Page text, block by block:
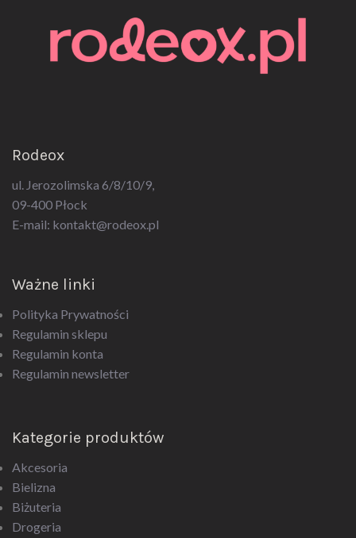
Rodeox
ul. Jerozolimska 6/8/10/9,
09-400 Płock
E-mail: kontakt@rodeox.pl
Ważne linki
Polityka Prywatności
Regulamin sklepu
Regulamin konta
Regulamin newsletter
Kategorie produktów
Akcesoria
Bielizna
Biżuteria
Drogeria